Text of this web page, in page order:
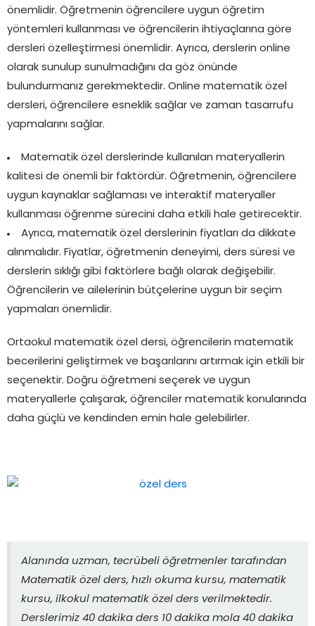
önemlidir. Öğretmenin öğrencilere uygun öğretim
yöntemleri kullanması ve öğrencilerin ihtiyaçlarına göre
dersleri özelleştirmesi önemlidir. Ayrıca, derslerin online
olarak sunulup sunulmadığını da göz önünde
bulundurmanız gerekmektedir. Online matematik özel
dersleri, öğrencilere esneklik sağlar ve zaman tasarrufu
yapmalarını sağlar.
Matematik özel derslerinde kullanılan materyallerin
kalitesi de önemli bir faktördür. Öğretmenin, öğrencilere
uygun kaynaklar sağlaması ve interaktif materyaller
kullanması öğrenme sürecini daha etkili hale getirecektir.
Ayrıca, matematik özel derslerinin fiyatları da dikkate
alınmalıdır. Fiyatlar, öğretmenin deneyimi, ders süresi ve
derslerin sıklığı gibi faktörlere bağlı olarak değişebilir.
Öğrencilerin ve ailelerinin bütçelerine uygun bir seçim
yapmaları önemlidir.
Ortaokul matematik özel dersi, öğrencilerin matematik
becerilerini geliştirmek ve başarılarını artırmak için etkili bir
seçenektir. Doğru öğretmeni seçerek ve uygun
materyallerle çalışarak, öğrenciler matematik konularında
daha güçlü ve kendinden emin hale gelebilirler.
Alanında uzman, tecrübeli öğretmenler tarafından
Matematik özel ders, hızlı okuma kursu, matematik
kursu, ilkokul matematik özel ders verilmektedir.
Derslerimiz 40 dakika ders 10 dakika mola 40 dakika